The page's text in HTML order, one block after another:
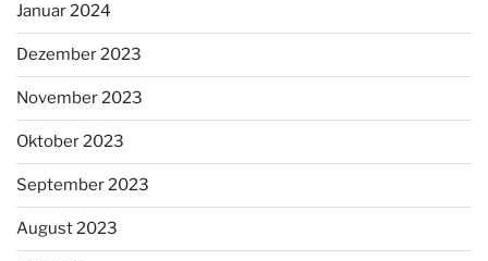
Januar 2024
Dezember 2023
November 2023
Oktober 2023
September 2023
August 2023